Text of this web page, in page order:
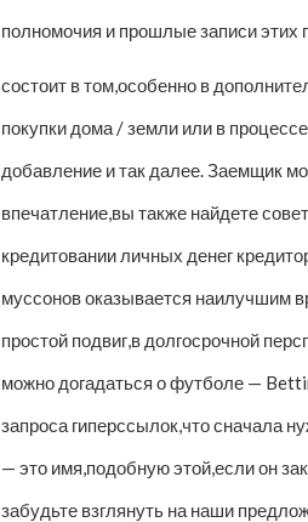
полномочия и прошлые записи этих
состоит в том,особенно в
покупки дома / земли или в
добавление и так далее. Заемщик
впечатление,вы также найдете
кредитовании личных денег
муссонов оказывается наилучшим
простой подвиг,в долгосрочной
можно догадаться о футболе —
запроса гиперссылок,что сначала
— это имя,подобную этой,если он
забудьте взглянуть на наши